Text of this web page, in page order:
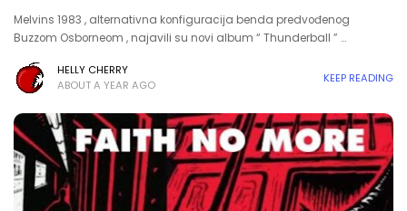
Melvins 1983 , alternativna konfiguracija benda predvođenog
Buzzom Osborneom , najavili su novi album “ Thunderball ” …
HELLY CHERRY
ABOUT A YEAR AGO
KEEP READING